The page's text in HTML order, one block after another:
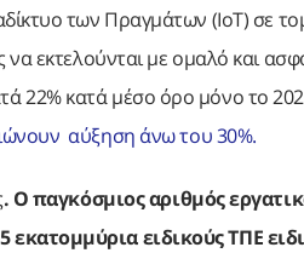
των Πραγμάτων (IoT) σε
να εκτελούνται με ομαλό και
22% κατά μέσο όρο μόνο το
αύξηση άνω του 30%.
. Ο παγκόσμιος αριθμός
ειδικούς ΤΠΕ